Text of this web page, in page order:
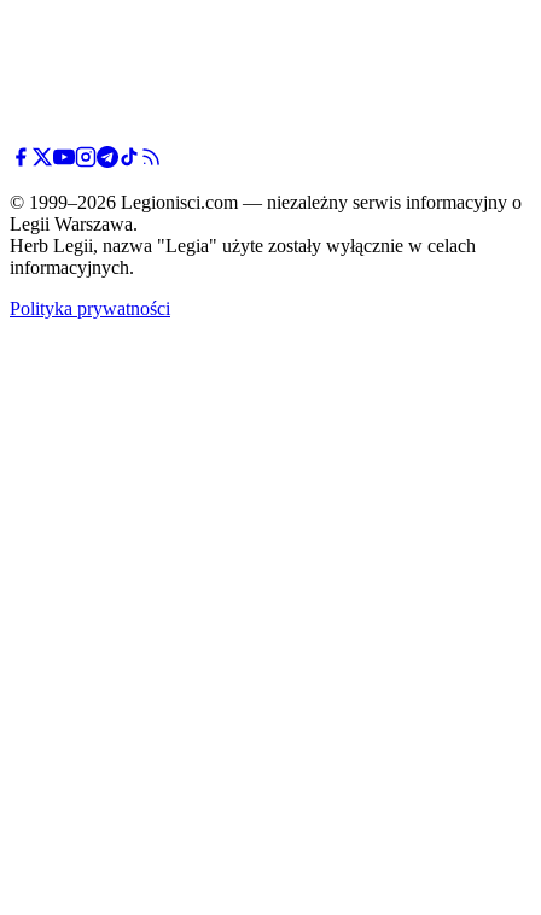
© 1999–2026 Legionisci.com — niezależny serwis informacyjny o
Legii Warszawa.
Herb Legii, nazwa "Legia" użyte zostały wyłącznie w celach
informacyjnych.
Polityka prywatności